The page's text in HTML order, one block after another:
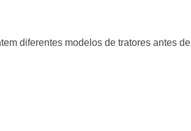
diferentes modelos de tratores antes de